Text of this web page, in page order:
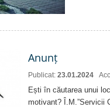
Anunț
Publicat: 23.01.2024
Ești în căutarea unui
motivant? Î.M.”Servicii